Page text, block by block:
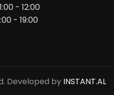
- 12:00
- 19:00
Developed by INSTANT.AL